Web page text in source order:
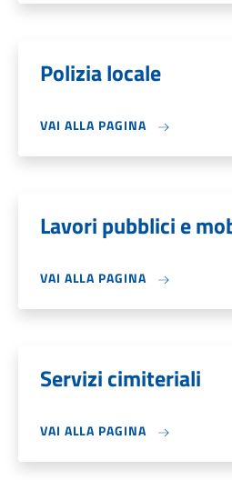
Polizia locale
VAI ALLA PAGINA
Lavori pubblici e
VAI ALLA PAGINA
Servizi cimiteriali
VAI ALLA PAGINA